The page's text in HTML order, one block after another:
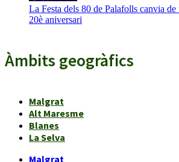
La Festa dels 80 de Palafolls canvia
20è aniversari
Àmbits geogràfics
Malgrat
Alt Maresme
Blanes
La Selva
Malgrat